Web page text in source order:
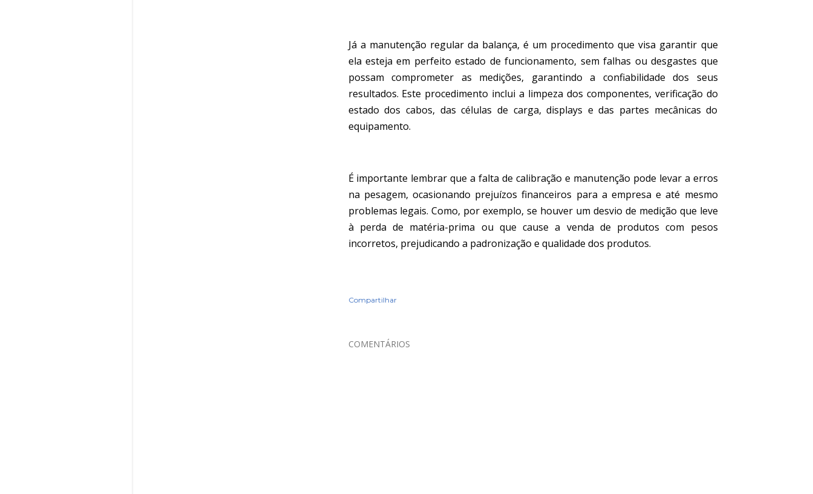
Já a manutenção regular da balança, é um procedimento que visa garantir que
ela esteja em perfeito estado de funcionamento, sem falhas ou desgastes que
possam comprometer as medições, garantindo a confiabilidade dos seus
resultados. Este procedimento inclui a limpeza dos componentes, verificação do
estado dos cabos, das células de carga, displays e das partes mecânicas do
equipamento.
É importante lembrar que a falta de calibração e manutenção pode levar a erros
na pesagem, ocasionando prejuízos financeiros para a empresa e até mesmo
problemas legais. Como, por exemplo, se houver um desvio de medição que leve
à perda de matéria-prima ou que cause a venda de produtos com pesos
incorretos, prejudicando a padronização e qualidade dos produtos.
Compartilhar
COMENTÁRIOS